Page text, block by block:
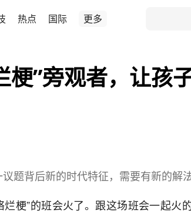
热点 国际 更多
梗”旁观者，让孩
题背后新的时代特征，需要有新的解
梗”的班会火了。跟这场班会一起火